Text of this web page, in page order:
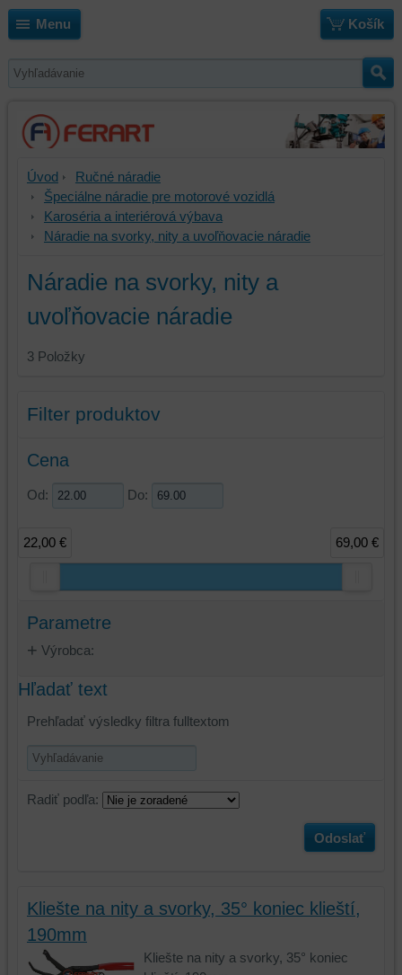
Menu Košík
Úvod
Ručné náradie
Špeciálne náradie pre motorové vozidlá
Karoséria a interiérová výbava
Náradie na svorky, nity a uvoľňovacie náradie
Náradie na svorky, nity a
uvoľňovacie náradie
3 Položky
Filter produktov
Cena
Od: Do:
22,00 € 69,00 €
Parametre
Výrobca:
Hľadať text
Prehľadať výsledky filtra fulltextom
Radiť podľa:
Odoslať
Kliešte na nity a svorky, 35° koniec klieští,
190mm
Kliešte na nity a svorky, 35° koniec